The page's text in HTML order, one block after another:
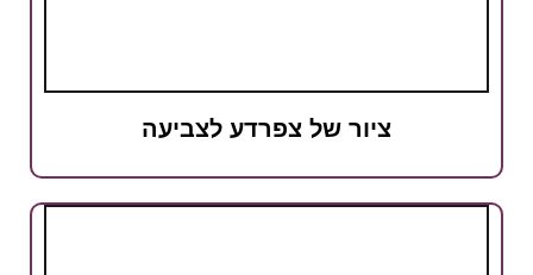
ציור של צפרדע לצביעה